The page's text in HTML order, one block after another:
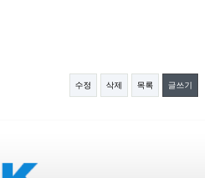
수정 삭제 목록 글쓰기